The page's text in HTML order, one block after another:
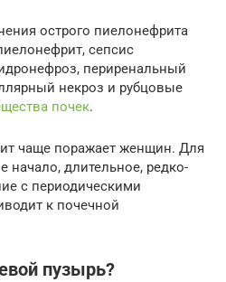
острого пиелонефрита
сепсис
периренальный
некроз и рубцовые
почек.
чаще поражает женщин. Для
начало, длительное, редко-
с периодическими
к почечной
пузырь?